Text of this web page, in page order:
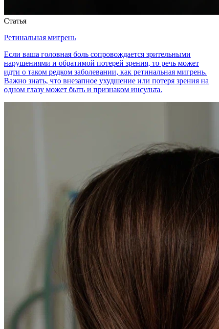
Статья
Ретинальная мигрень
Если ваша головная боль сопровождается зрительными
нарушениями и обратимой потерей зрения, то речь может
идти о таком редком заболевании, как ретинальная мигрень.
Важно знать, что внезапное ухудшение или потеря зрения на
одном глазу может быть и признаком инсульта.